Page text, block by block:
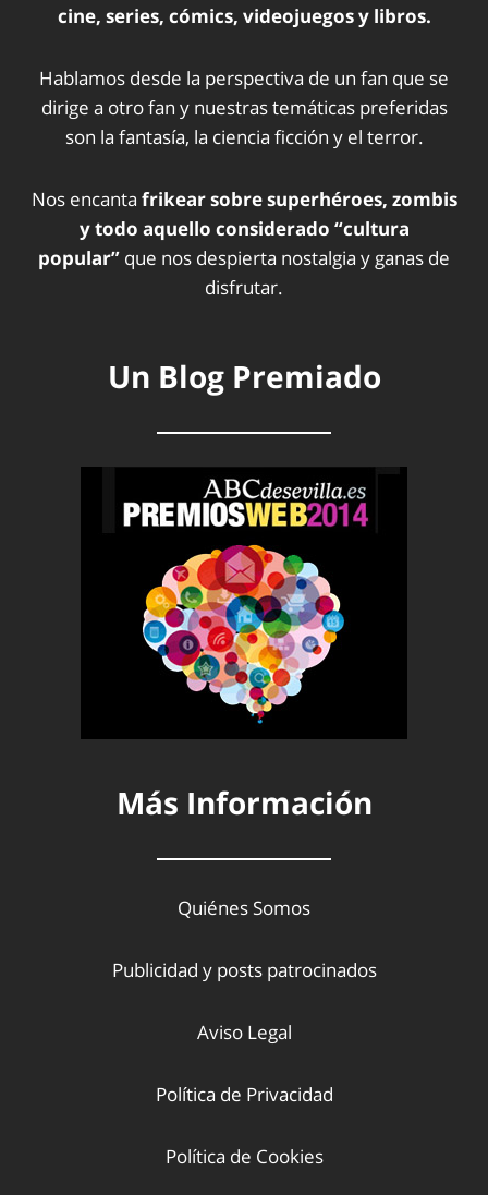
cine, series, cómics, videojuegos y libros.
Hablamos desde la perspectiva de un fan que se
dirige a otro fan y nuestras temáticas preferidas
son la fantasía, la ciencia ficción y el terror.
Nos encanta frikear sobre superhéroes, zombis
y todo aquello considerado “cultura
popular” que nos despierta nostalgia y ganas de
disfrutar.
Un Blog Premiado
Más Información
Quiénes Somos
Publicidad y posts patrocinados
Aviso Legal
Política de Privacidad
Política de Cookies